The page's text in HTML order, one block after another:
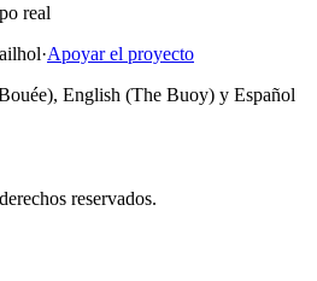
real
·Apoyar el proyecto
English (The Buoy) y Español
reservados.